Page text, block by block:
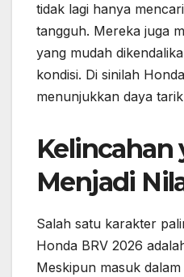
tidak lagi hanya
tangguh. Mereka juga
yang mudah
kondisi. Di sinilah
menunjukkan daya
Kelincahan
Menjadi
Salah satu karakter
Honda BRV 2026
Meskipun masuk